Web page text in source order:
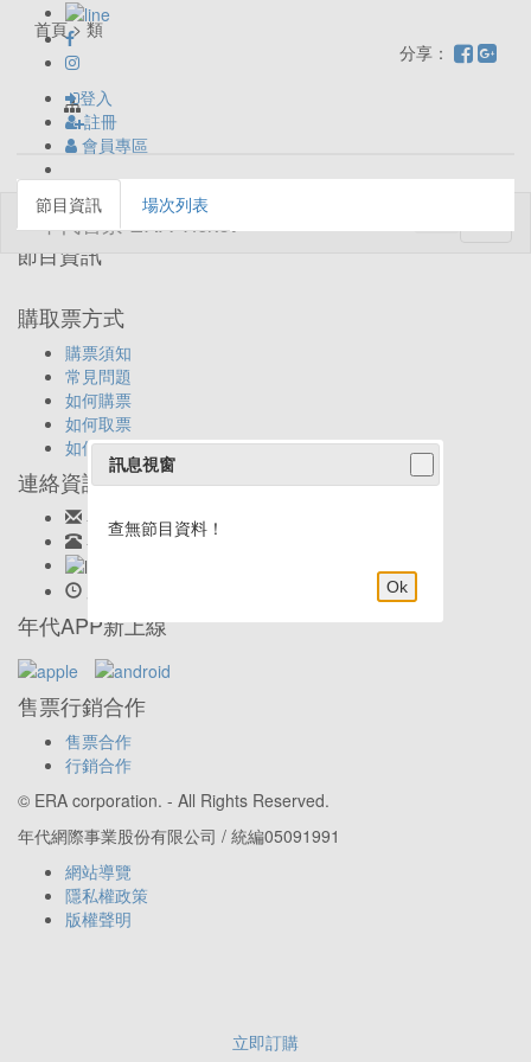
登入
註冊
會員專區
首頁 > 類
分享：
立即訂購
節目資訊 場次列表
節目資訊
購取票方式
購票須知
常見問題
如何購票
如何取票
如何退票
連絡資訊
客服信箱: ticket@eracom.com.tw
客服專線: 02-23419898
年代APP新上線
售票行銷合作
售票合作
行銷合作
© ERA corporation. - All Rights Reserved.
年代網際事業股份有限公司 / 統編05091991
網站導覽
隱私權政策
版權聲明
訊息視窗
查無節目資料！
Ok